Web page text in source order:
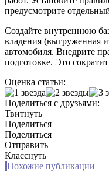
предусмотрите
Создайте внутреннюю
владения (выгруженная
автомобиля. Внедрите
подготовке. Это
Оценка статьи:
Поделиться с друзьями:
Твитнуть
Поделиться
Поделиться
Отправить
Класснуть
Похожие публикации